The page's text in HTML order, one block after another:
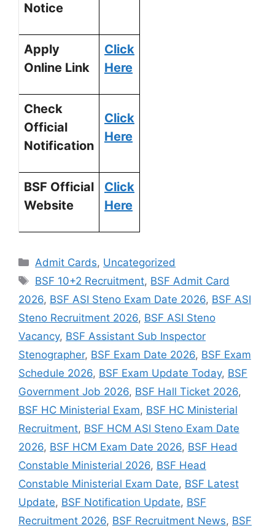
Notice
Apply
Online Link
Click
Here
Check
Official
Notification
Click
Here
BSF Official
Website
Click
Here
Admit Cards, Uncategorized
BSF 10+2 Recruitment, BSF Admit Card
2026, BSF ASI Steno Exam Date 2026, BSF ASI
Steno Recruitment 2026, BSF ASI Steno
Vacancy, BSF Assistant Sub Inspector
Stenographer, BSF Exam Date 2026, BSF Exam
Schedule 2026, BSF Exam Update Today, BSF
Government Job 2026, BSF Hall Ticket 2026,
BSF HC Ministerial Exam, BSF HC Ministerial
Recruitment, BSF HCM ASI Steno Exam Date
2026, BSF HCM Exam Date 2026, BSF Head
Constable Ministerial 2026, BSF Head
Constable Ministerial Exam Date, BSF Latest
Update, BSF Notification Update, BSF
Recruitment 2026, BSF Recruitment News, BSF